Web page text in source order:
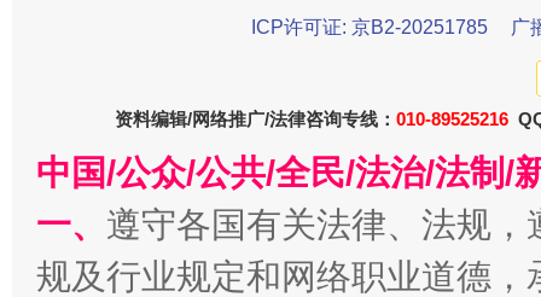
ICP许可证: 京B2-20251785
广
资料编辑/网络推广/法律咨询专线： 010-89525216
中国/公众/公共/全民/法治/法制/
一、 遵守各国有关法律、法规
规及行业规定和网络职业道德